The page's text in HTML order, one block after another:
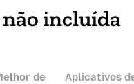
incluída
de Aplicativos